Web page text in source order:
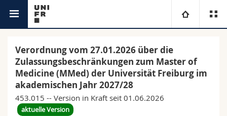
Studium
Campus
Fakultäten
Theologische Fak.
Informationen für
Verordnung vom 27.01.2026 über die
Zulassungsbeschränkungen zum Master of
Medicine (MMed) der Universität Freiburg im
akademischen Jahr 2027/28
453.015 -- Version in Kraft seit 01.06.2026
aktuelle Version